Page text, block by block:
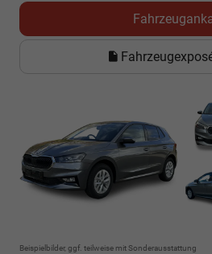
Beispielbilder, ggf. teilweise mit Sonderausstattung